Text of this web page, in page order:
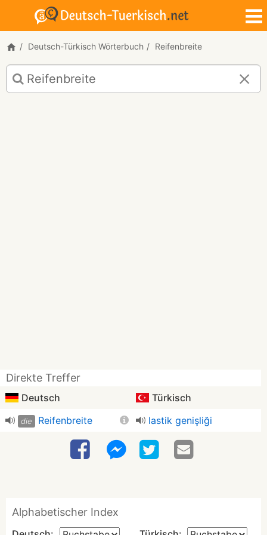
Deutsch-Türkisch Wörterbuch Reifenbreite
Deutsch-
Türkisch
Übersetzung
Direkte Treffer
Deutsch Türkisch
die Reifenbreite lastik genişliği
Alphabetischer Index